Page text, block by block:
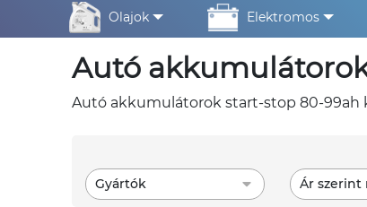
olajok elektromos
autó
autó akkumulátorok start-stop 80-
Gyártók Ár szerint